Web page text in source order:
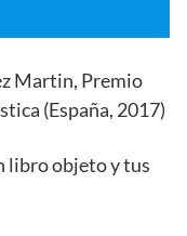
Martin, Premio
(España, 2017)
libro objeto y tus